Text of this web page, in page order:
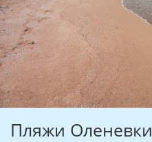
Пляжи Оленевки